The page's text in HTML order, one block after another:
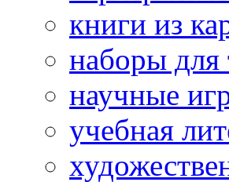
книги из
наборы для
научные
учебная